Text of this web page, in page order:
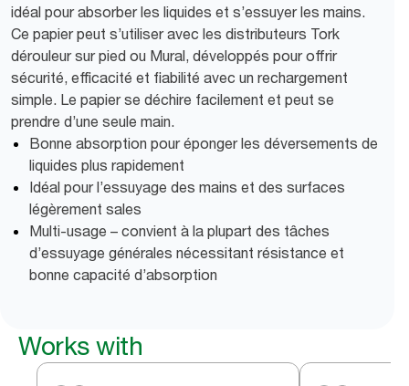
idéal pour absorber les liquides et s’essuyer les mains.
Ce papier peut s’utiliser avec les distributeurs Tork
dérouleur sur pied ou Mural, développés pour offrir
sécurité, efficacité et fiabilité avec un rechargement
simple. Le papier se déchire facilement et peut se
prendre d’une seule main.
Bonne absorption pour éponger les déversements de
liquides plus rapidement
Idéal pour l’essuyage des mains et des surfaces
légèrement sales
Multi-usage – convient à la plupart des tâches
d’essuyage générales nécessitant résistance et
bonne capacité d’absorption
Works with